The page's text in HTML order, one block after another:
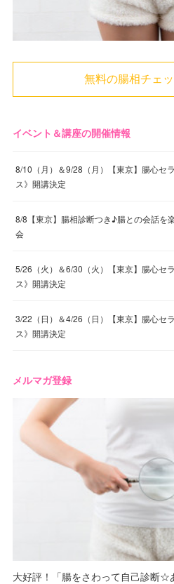
無料の腸相チェ
イベント＆講座の開催情報
8/10（月）＆9/28（月）【東京】腸心セ
ス》開講決定
8/8【東京】腸相診断つき♪腸との会話
会
5/26（火）＆6/30（火）【東京】腸心セ
ス》開講決定
3/22（日）＆4/26（日）【東京】腸心セ
ス》開講決定
メルマガ登録
大好評！「腸をさわって自己診断☆